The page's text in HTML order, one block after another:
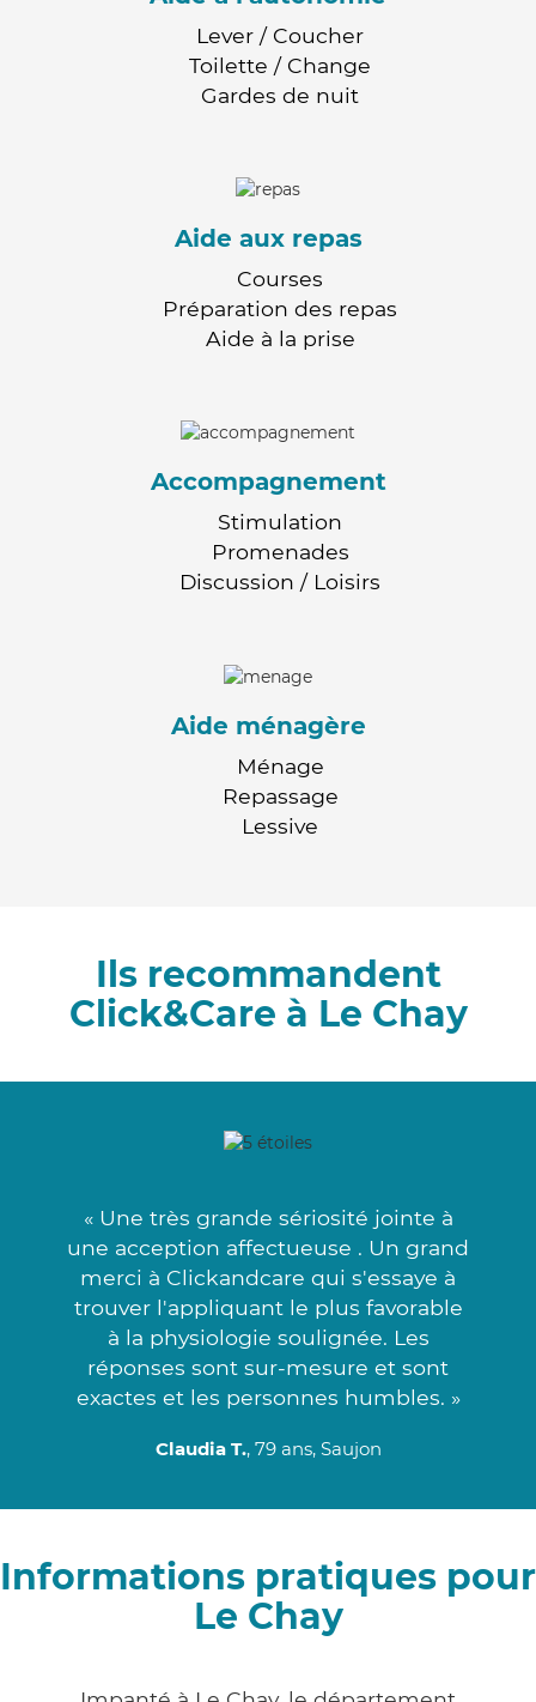
Lever / Coucher
Toilette / Change
Gardes de nuit
Aide aux repas
Courses
Préparation des repas
Aide à la prise
Accompagnement
Stimulation
Promenades
Discussion / Loisirs
Aide ménagère
Ménage
Repassage
Lessive
Ils recommandent
Click&Care à Le Chay
« Une très grande sériosité jointe à
une acception affectueuse . Un grand
merci à Clickandcare qui s'essaye à
trouver l'appliquant le plus favorable
à la physiologie soulignée. Les
réponses sont sur-mesure et sont
exactes et les personnes humbles. »
Claudia T., 79 ans, Saujon
Informations pratiques pour
Le Chay